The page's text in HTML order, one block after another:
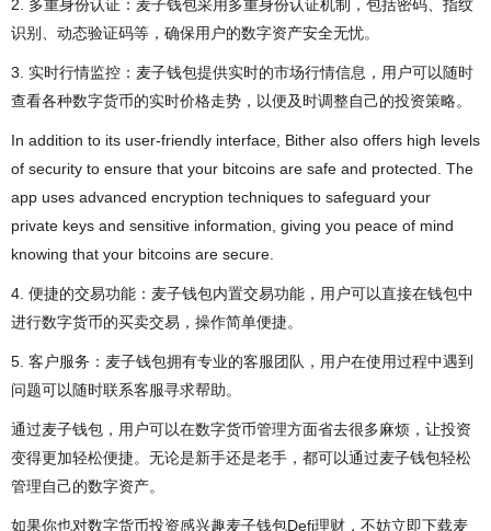
2. 多重身份认证：麦子钱包采用多重身份认证机制，包括密码、指纹
识别、动态验证码等，确保用户的数字资产安全无忧。
3. 实时行情监控：麦子钱包提供实时的市场行情信息，用户可以随时
查看各种数字货币的实时价格走势，以便及时调整自己的投资策略。
In addition to its user-friendly interface, Bither also offers high levels
of security to ensure that your bitcoins are safe and protected. The
app uses advanced encryption techniques to safeguard your
private keys and sensitive information, giving you peace of mind
knowing that your bitcoins are secure.
4. 便捷的交易功能：麦子钱包内置交易功能，用户可以直接在钱包中
进行数字货币的买卖交易，操作简单便捷。
5. 客户服务：麦子钱包拥有专业的客服团队，用户在使用过程中遇到
问题可以随时联系客服寻求帮助。
通过麦子钱包，用户可以在数字货币管理方面省去很多麻烦，让投资
变得更加轻松便捷。无论是新手还是老手，都可以通过麦子钱包轻松
管理自己的数字资产。
如果你也对数字货币投资感兴趣麦子钱包Defi理财，不妨立即下载麦